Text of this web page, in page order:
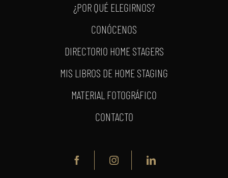
¿POR QUÉ ELEGIRNOS?
CONÓCENOS
DIRECTORIO HOME STAGERS
MIS LIBROS DE HOME STAGING
MATERIAL FOTOGRÁFICO
CONTACTO